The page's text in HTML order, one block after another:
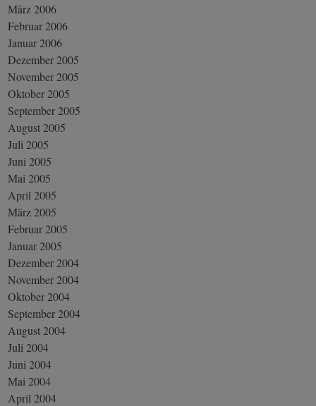
März 2006
Februar 2006
Januar 2006
Dezember 2005
November 2005
Oktober 2005
September 2005
August 2005
Juli 2005
Juni 2005
Mai 2005
April 2005
März 2005
Februar 2005
Januar 2005
Dezember 2004
November 2004
Oktober 2004
September 2004
August 2004
Juli 2004
Juni 2004
Mai 2004
April 2004